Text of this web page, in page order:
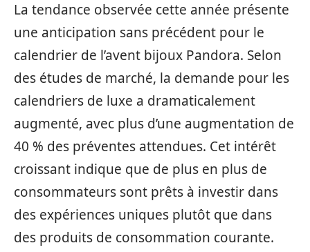
La tendance observée cette année présente
une anticipation sans précédent pour le
calendrier de l’avent bijoux Pandora. Selon
des études de marché, la demande pour les
calendriers de luxe a dramaticalement
augmenté, avec plus d’une augmentation de
40 % des préventes attendues. Cet intérêt
croissant indique que de plus en plus de
consommateurs sont prêts à investir dans
des expériences uniques plutôt que dans
des produits de consommation courante.